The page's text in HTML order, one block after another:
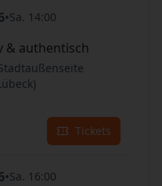
•Sa. 14:00
& authentisch
Tickets
•Sa. 16:00